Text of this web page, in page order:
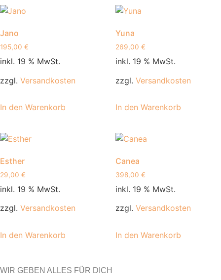
Jano
195,00 €
inkl. 19 % MwSt.
zzgl. Versandkosten
In den Warenkorb
Yuna
269,00 €
inkl. 19 % MwSt.
zzgl. Versandkosten
In den Warenkorb
Esther
29,00 €
inkl. 19 % MwSt.
zzgl. Versandkosten
In den Warenkorb
Canea
398,00 €
inkl. 19 % MwSt.
zzgl. Versandkosten
In den Warenkorb
WIR GEBEN ALLES FÜR DICH